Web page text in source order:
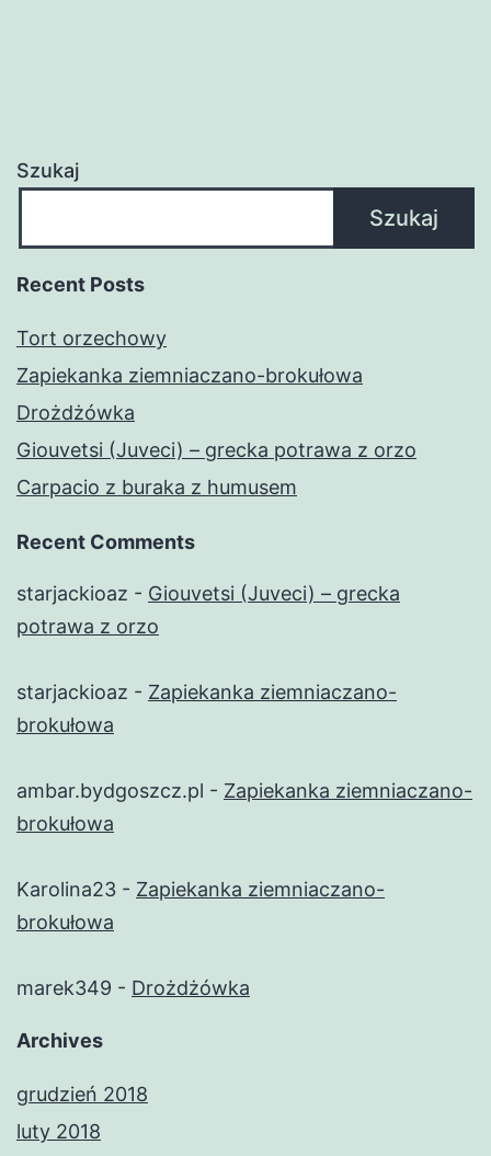
Szukaj
Szukaj
Recent Posts
Tort orzechowy
Zapiekanka ziemniaczano-brokułowa
Drożdżówka
Giouvetsi (Juveci) – grecka potrawa z orzo
Carpacio z buraka z humusem
Recent Comments
starjackioaz - Giouvetsi (Juveci) – grecka
potrawa z orzo
starjackioaz - Zapiekanka ziemniaczano-
brokułowa
ambar.bydgoszcz.pl - Zapiekanka ziemniaczano-
brokułowa
Karolina23 - Zapiekanka ziemniaczano-
brokułowa
marek349 - Drożdżówka
Archives
grudzień 2018
luty 2018